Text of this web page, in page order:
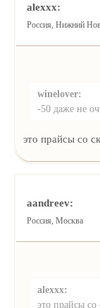
alexxx:
Россия, Нижний
winelover:
-50 даже не
это прайсы со
aandreev:
Россия, Москва
alexxx:
это прайсы со